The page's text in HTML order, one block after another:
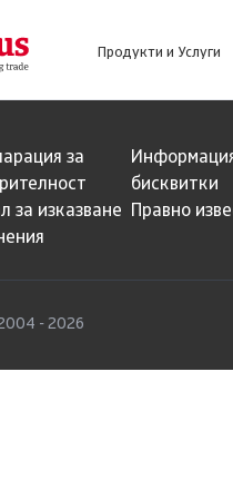
Продукти и Услуги
за
бисквитки
за изказване
Правно
- 2026